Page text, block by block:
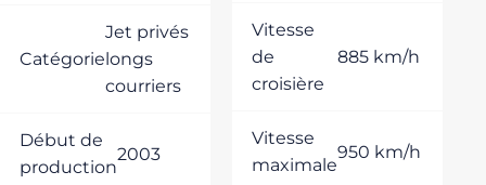
Catégorie
Jet privés
longs
courriers
Début de
production
2003
Vitesse
de
croisière
885 km/h
Vitesse
maximale
950 km/h